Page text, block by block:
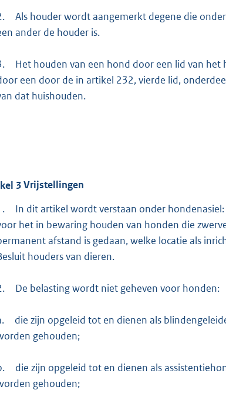
Als houder wordt aangemerkt degene die
ander de houder is.
Het houden van een hond door een lid van
een door de in artikel 232, vierde lid,
dat huishouden.
3Vrijstellingen
In dit artikel wordt verstaan onder
het in bewaring houden van honden die
afstand is gedaan, welke locatie als
houders van dieren.
De belasting wordt niet geheven voor honden:
die zijn opgeleid tot en dienen als
gehouden;
die zijn opgeleid tot en dienen als
gehouden;